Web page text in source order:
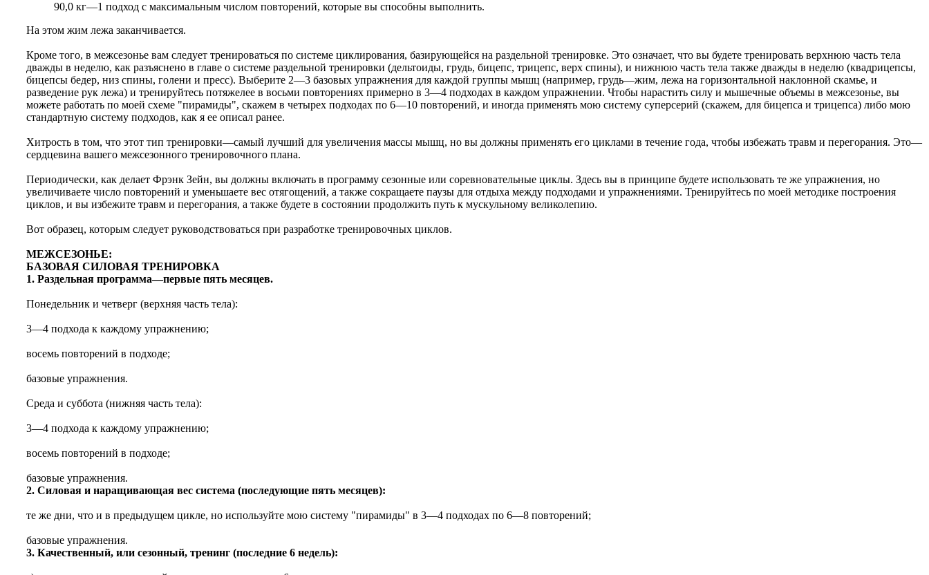
90,0 кг—1 подход с максимальным числом повторений, которые вы способны выполнить.
На этом жим лежа заканчивается.
Кроме того, в межсезонье вам следует тренироваться по системе циклирования, базирующейся на раздельной тренировке. Это означает, что вы будете тренировать верхнюю часть тела
дважды в неделю, как разъяснено в главе о системе раздельной тренировки (дельтоиды, грудь, бицепс, трицепс, верх спины), и нижнюю часть тела также дважды в неделю (квадрицепсы,
бицепсы бедер, низ спины, голени и пресс). Выберите 2—3 базовых упражнения для каждой группы мышц (например, грудь—жим, лежа на горизонтальной наклонной скамье, и
разведение рук лежа) и тренируйтесь потяжелее в восьми повторениях примерно в 3—4 подходах в каждом упражнении. Чтобы нарастить силу и мышечные объемы в межсезонье, вы
можете работать по моей схеме "пирамиды", скажем в четырех подходах по 6—10 повторений, и иногда применять мою систему суперсерий (скажем, для бицепса и трицепса) либо мою
стандартную систему подходов, как я ее описал ранее.
Хитрость в том, что этот тип тренировки—самый лучший для увеличения массы мышц, но вы должны применять его циклами в течение года, чтобы избежать травм и перегорания. Это—
сердцевина вашего межсезонного тренировочного плана.
Периодически, как делает Фрэнк Зейн, вы должны включать в программу сезонные или соревновательные циклы. Здесь вы в принципе будете использовать те же упражнения, но
увеличиваете число повторений и уменьшаете вес отягощений, а также сокращаете паузы для отдыха между подходами и упражнениями. Тренируйтесь по моей методике построения
циклов, и вы избежите травм и перегорания, а также будете в состоянии продолжить путь к мускульному великолепию.
Вот образец, которым следует руководствоваться при разработке тренировочных циклов.
МЕЖСЕЗОНЬЕ:
БАЗОВАЯ СИЛОВАЯ ТРЕНИРОВКА
1. Раздельная программа—первые пять месяцев.
Понедельник и четверг (верхняя часть тела):
3—4 подхода к каждому упражнению;
восемь повторений в подходе;
базовые упражнения.
Среда и суббота (нижняя часть тела):
3—4 подхода к каждому упражнению;
восемь повторений в подходе;
базовые упражнения.
2. Силовая и наращивающая вес система (последующие пять месяцев):
те же дни, что и в предыдущем цикле, но используйте мою систему "пирамиды" в 3—4 подходах по 6—8 повторений;
базовые упражнения.
3. Качественный, или сезонный, тренинг (последние 6 недель):